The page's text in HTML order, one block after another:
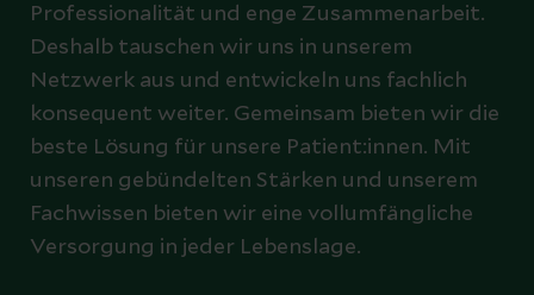
Professionalität und enge Zusammenarbeit.
Deshalb tauschen wir uns in unserem
Netzwerk aus und entwickeln uns fachlich
konsequent weiter. Gemeinsam bieten wir die
beste Lösung für unsere Patient:innen. Mit
unseren gebündelten Stärken und unserem
Fachwissen bieten wir eine vollumfängliche
Versorgung in jeder Lebenslage.